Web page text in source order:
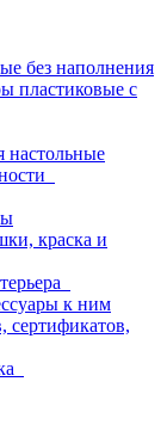
без наполнения
пластиковые с
настольные
краска и
к ним
сертификатов,